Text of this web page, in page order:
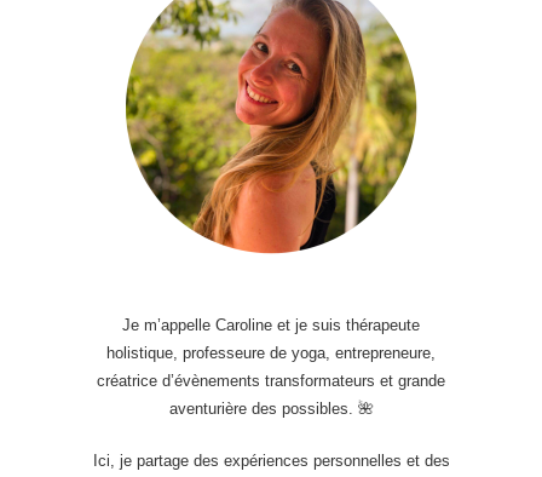
Je m’appelle Caroline et je suis thérapeute
holistique, professeure de yoga, entrepreneure,
créatrice d’évènements transformateurs et grande
aventurière des possibles. 🌺
Ici, je partage des expériences personnelles et des